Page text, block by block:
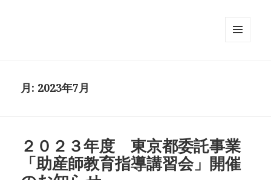
月: 2023年7月
２０２３年度 東京都委託事業
「助産師教育指導講習会」開催